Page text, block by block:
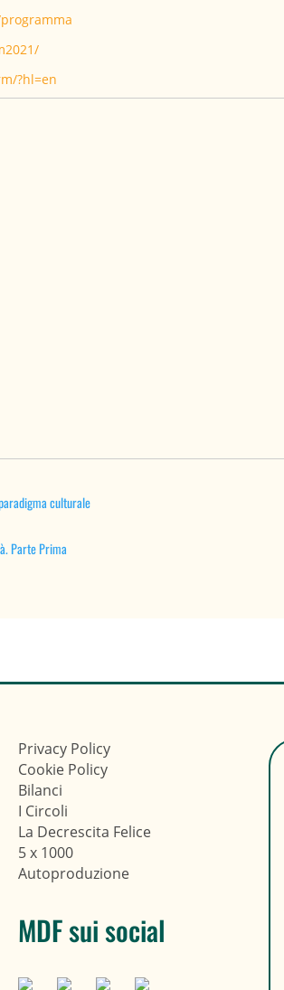
?hl=en
culturale
Parte Prima
Privacy Policy
Cookie Policy
Bilanci
I Circoli
La Decrescita Felice
5 x 1000
Autoproduzione
MDF sui social